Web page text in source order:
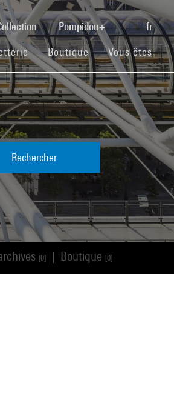
Pompidou+ fr
(current)Boutique(current)Vous êtes
Rechercher
[0] Boutique [0]